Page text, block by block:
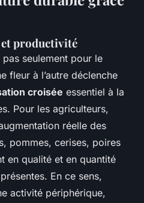
productivité
seulement pour le
fleur à l’autre déclenche
croisée essentiel à la
Pour les agriculteurs,
réelle des
pommes, cerises, poires
en qualité et en quantité
En ce sens,
activité périphérique,